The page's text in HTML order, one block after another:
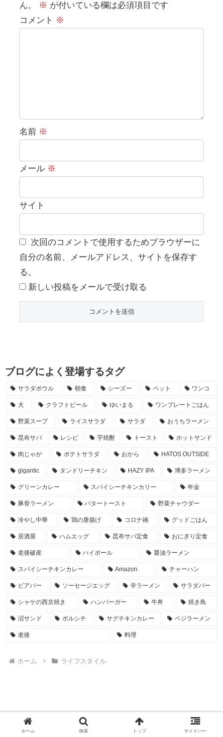
ん。
※ が付いている欄は必須項目です
コメント ※
名前 ※
メール ※
サイト
次回のコメントで使用するためブラウザーに
自分の名前、メールアドレス、サイトを保存す
る。
新しい投稿をメールで受け取る
ブログによく登場するタグ
サラダボウル 朝食 シーズー ペット ワンコ
犬 クラフトビール ゆいまる ワンプレートごはん
野菜スープ ライスサラダ サラダ おうちラーメン
昆布サバ レシピ 芋焼酎 トースト ホットサンド
肉じゃが ポテトサラダ おから HATOS OUTSIDE
gigantic タンドリーチキン HAZY IPA 博多ラーメン
グリーンカレー スパイシーチキンカリー 年金
豚骨ラーメン バタートースト 野菜チャウダー
冷やし中華 鶏の唐揚げ コロナ禍 グッドごはん
居酒屋 ハムエッグ 昆布サバ定食 おにぎり定食
老後破産 ハイボール 醤油ラーメン
スパイシーチキンカレー Amazon チャーハン
ビアバー ソーセージエッグ 辛ラーメン サラダバー
シャケの西京焼き ハンバーガー 牛丼 焼き鳥
沼サンド ボルシチ サグチキンカレー ベジラーメン
老後 料理
ホーム ライフスタイル
ホーム 検索 トップ サイドバー